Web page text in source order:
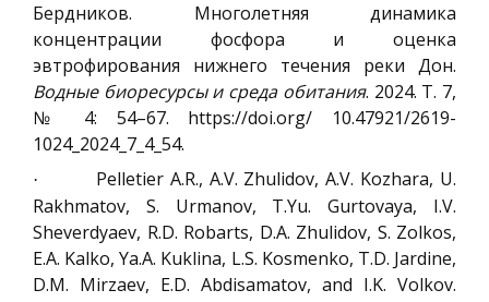
Бердников. Многолетняя динамика
концентрации фосфора и оценка
эвтрофирования нижнего течения реки Дон.
Водные биоресурсы и среда обитания. 2024. Т. 7,
№ 4: 54–67. https://doi.org/ 10.47921/2619-
1024_2024_7_4_54.
·
Pelletier A.R., A.V. Zhulidov, A.V. Kozhara, U.
Rakhmatov, S. Urmanov, T.Yu. Gurtovaya, I.V.
Sheverdyaev, R.D. Robarts, D.A. Zhulidov, S. Zolkos,
E.A. Kalko, Ya.A. Kuklina, L.S. Kosmenko, T.D. Jardine,
D.M. Mirzaev, E.D. Abdisamatov, and I.K. Volkov.